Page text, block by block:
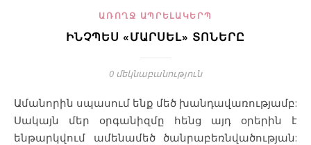
ԱՌՈՂՋ ԱՊՐԵԼԱԿԵՐՊ
ԻՆՉՊԵՍ «ՄԱՐՍԵԼ» ՏՈՆԵՐԸ
0 մեկնաբանություն
Ամանորին սպասում ենք մեծ խանդավառությամբ:
Սակայն մեր օրգանիզմը հենց այդ օրերին է
ենթարկվում ամենամեծ ծանրաբեռնվածության: